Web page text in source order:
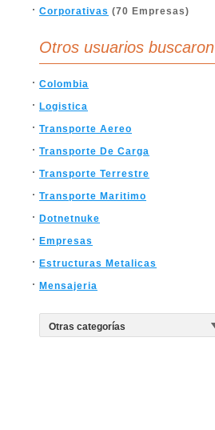
Corporativas (70 Empresas)
Otros usuarios buscaron
Colombia
Logistica
Transporte Aereo
Transporte De Carga
Transporte Terrestre
Transporte Maritimo
Dotnetnuke
Empresas
Estructuras Metalicas
Mensajeria